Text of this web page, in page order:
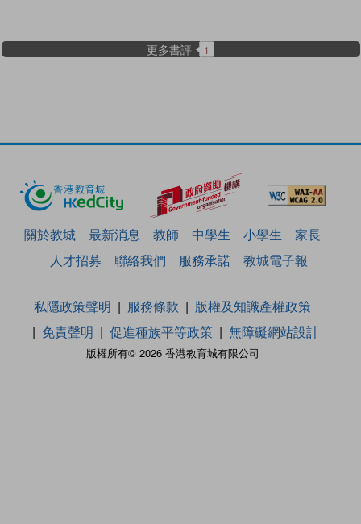
更多書評 1
關於教城 最新消息 教師 中學生 小學生
家長
人才招募
聯絡我們 服務承諾 教城電子報
版權所有© 2026 香港教育城有限公司
私隱政策聲明 服務條款
版權及知識產權政策
免責聲明
促進種族平等政策 無障礙網站設計